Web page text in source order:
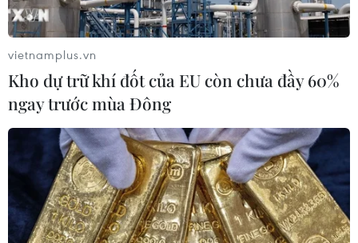
#Tiêm chủng
#Y tế dự phòng TP. Hà Nội
Theo dõi VietnamPlus
TIN LIÊN QUAN
vietnamplus.vn
Kho dự trữ khí đốt của EU còn chưa đầy 60%
ngay trước mùa Đông